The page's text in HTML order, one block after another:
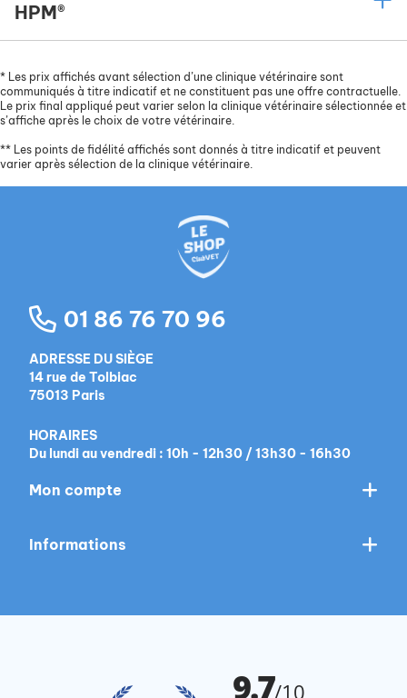
HPM®
* Les prix affichés avant sélection d’une clinique vétérinaire sont
communiqués à titre indicatif et ne constituent pas une offre contractuelle.
Le prix final appliqué peut varier selon la clinique vétérinaire sélectionnée et
s’affiche après le choix de votre vétérinaire.
** Les points de fidélité affichés sont donnés à titre indicatif et peuvent
varier après sélection de la clinique vétérinaire.
01 86 76 70 96
ADRESSE DU SIÈGE
14 rue de Tolbiac
75013 Paris
HORAIRES
Du lundi au vendredi : 10h - 12h30 / 13h30 - 16h30
Mon compte
Informations